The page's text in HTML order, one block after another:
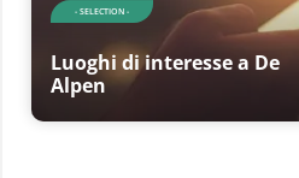
- SELECTION -
Luoghi di interesse a De
Alpen